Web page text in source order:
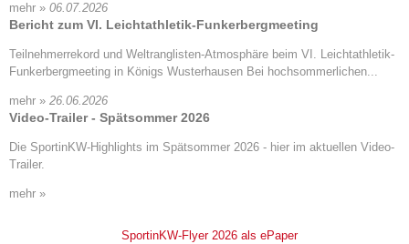
mehr » 06.07.2026
Bericht zum VI. Leichtathletik-Funkerbergmeeting
Teilnehmerrekord und Weltranglisten-Atmosphäre beim VI. Leichtathletik-
Funkerbergmeeting in Königs Wusterhausen Bei hochsommerlichen...
mehr » 26.06.2026
Video-Trailer - Spätsommer 2026
Die SportinKW-Highlights im Spätsommer 2026 - hier im aktuellen Video-
Trailer.
mehr »
SportinKW-Flyer 2026 als ePaper